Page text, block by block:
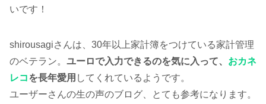
いです！
shirousagiさんは、30年以上家計簿をつけている家計管理
のベテラン。 ユーロで入力できるのを気に入って、 おカネ
レコを長年愛用 してくれているようです。
ユーザーさんの生の声のブログ、とても参考になります。